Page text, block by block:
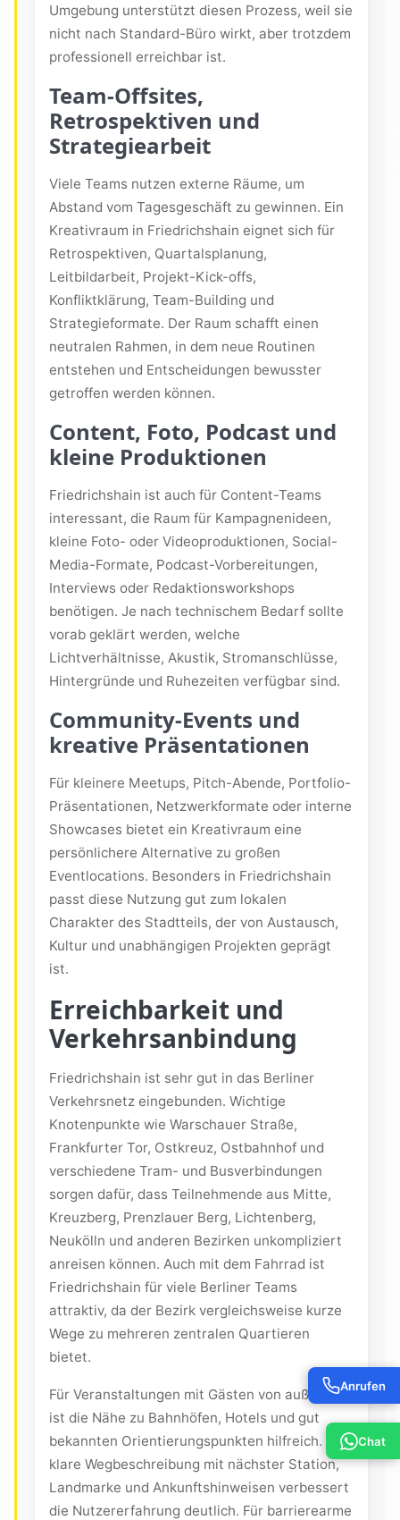
Umgebung unterstützt diesen Prozess, weil sie
nicht nach Standard-Büro wirkt, aber trotzdem
professionell erreichbar ist.
Team-Offsites,
Retrospektiven und
Strategiearbeit
Viele Teams nutzen externe Räume, um
Abstand vom Tagesgeschäft zu gewinnen. Ein
Kreativraum in Friedrichshain eignet sich für
Retrospektiven, Quartalsplanung,
Leitbildarbeit, Projekt-Kick-offs,
Konfliktklärung, Team-Building und
Strategieformate. Der Raum schafft einen
neutralen Rahmen, in dem neue Routinen
entstehen und Entscheidungen bewusster
getroffen werden können.
Content, Foto, Podcast und
kleine Produktionen
Friedrichshain ist auch für Content-Teams
interessant, die Raum für Kampagnenideen,
kleine Foto- oder Videoproduktionen, Social-
Media-Formate, Podcast-Vorbereitungen,
Interviews oder Redaktionsworkshops
benötigen. Je nach technischem Bedarf sollte
vorab geklärt werden, welche
Lichtverhältnisse, Akustik, Stromanschlüsse,
Hintergründe und Ruhezeiten verfügbar sind.
Community-Events und
kreative Präsentationen
Für kleinere Meetups, Pitch-Abende, Portfolio-
Präsentationen, Netzwerkformate oder interne
Showcases bietet ein Kreativraum eine
persönlichere Alternative zu großen
Eventlocations. Besonders in Friedrichshain
passt diese Nutzung gut zum lokalen
Charakter des Stadtteils, der von Austausch,
Kultur und unabhängigen Projekten geprägt
ist.
Erreichbarkeit und
Verkehrsanbindung
Friedrichshain ist sehr gut in das Berliner
Verkehrsnetz eingebunden. Wichtige
Knotenpunkte wie Warschauer Straße,
Frankfurter Tor, Ostkreuz, Ostbahnhof und
verschiedene Tram- und Busverbindungen
sorgen dafür, dass Teilnehmende aus Mitte,
Kreuzberg, Prenzlauer Berg, Lichtenberg,
Neukölln und anderen Bezirken unkompliziert
anreisen können. Auch mit dem Fahrrad ist
Friedrichshain für viele Berliner Teams
attraktiv, da der Bezirk vergleichsweise kurze
Wege zu mehreren zentralen Quartieren
bietet.
Für Veranstaltungen mit Gästen von außerhalb
ist die Nähe zu Bahnhöfen, Hotels und gut
bekannten Orientierungspunkten hilfreich. Eine
klare Wegbeschreibung mit nächster Station,
Landmarke und Ankunftshinweisen verbessert
die Nutzererfahrung deutlich. Für barrierearme
Anrufen
Chat